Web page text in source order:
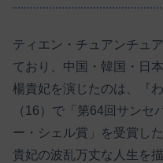
ティエン・チュアンチュ
ており、中国・韓国・日
楊貴妃を演じたのは、『
（16）で「第64回サン
ー・シェル賞」を受賞し
貴妃の波乱万丈な人生を